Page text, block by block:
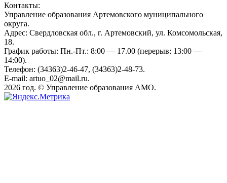
Контакты:
Управление образования Артемовского муниципального
округа.
Адрес: Свердловская обл., г. Артемовский, ул. Комсомольская,
18.
График работы: Пн.-Пт.: 8:00 — 17.00 (перерыв: 13:00 —
14:00).
Телефон: (34363)2-46-47, (34363)2-48-73.
E-mail: artuo_02@mail.ru.
2026 год. © Управление образования АМО.